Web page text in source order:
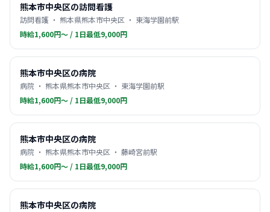
熊本市中央区の訪問看護
訪問看護 ・ 熊本県熊本市中央区 ・ 東海学園前駅
時給1,600円〜 / 1日最低9,000円
熊本市中央区の病院
病院 ・ 熊本県熊本市中央区 ・ 東海学園前駅
時給1,600円〜 / 1日最低9,000円
熊本市中央区の病院
病院 ・ 熊本県熊本市中央区 ・ 藤崎宮前駅
時給1,600円〜 / 1日最低9,000円
熊本市中央区の病院